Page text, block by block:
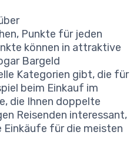
Punkte für jeden
können in attraktive
Bargeld
Kategorien gibt, die für
beim Einkauf im
die Ihnen doppelte
Reisenden interessant,
für die meisten